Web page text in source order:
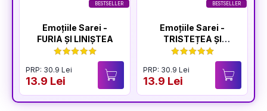
BESTSELLER
Emoțiile Sarei -
FURIA ȘI LINIȘTEA
PRP: 30.9 Lei
13.9 Lei
BESTSELLER
Emoțiile Sarei -
TRISTEȚEA ȘI
BUCURIA
PRP: 30.9 Lei
13.9 Lei